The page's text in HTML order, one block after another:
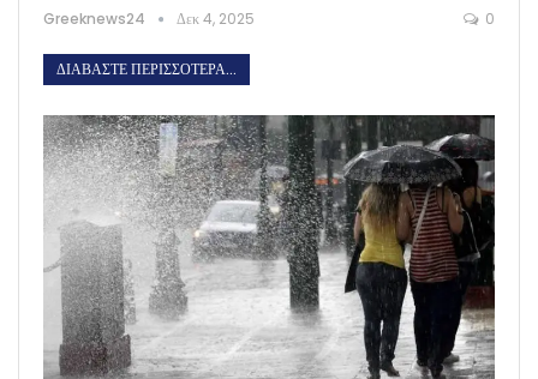
Greeknews24 Δεκ 4, 2025 0
ΔΙΑΒΆΣΤΕ ΠΕΡΙΣΣΌΤΕΡΑ...